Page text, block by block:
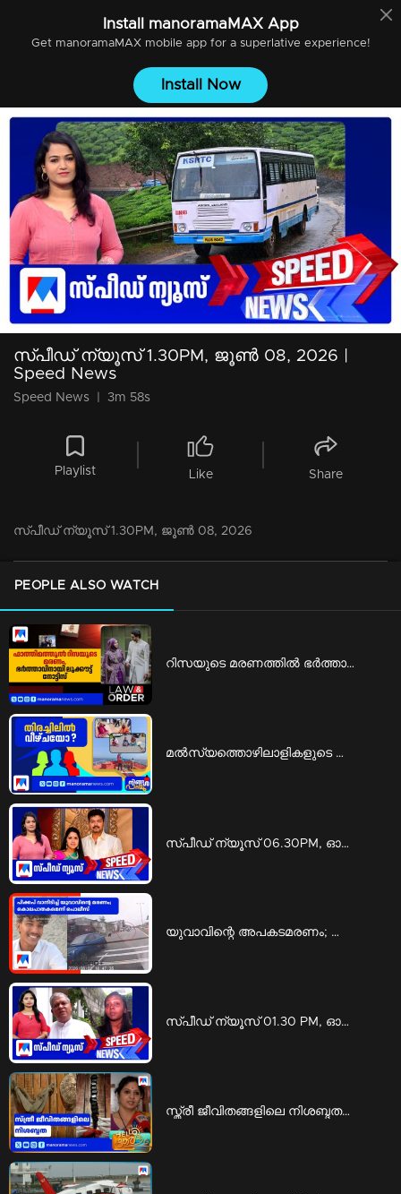
Install manoramaMAXApp
Get manoramaMAXmobile app for a superlative experience!
Install Now
സ്‌പീഡ് ന്യൂസ് 1.30PM, ജൂണ്‍ 08, 2026 |
Speed News
Speed News 3m 58s
Playlist Like Share
സ്‌പീഡ് ന്യൂസ് 1.30PM, ജൂണ്‍ 08, 2026
PEOPLE ALSO WATCH
റിസയുടെ മരണത്തില്‍ ഭര്‍ത്താവിനെതിരെ ലുക്കൗട്ട് നോട്ടിസ് ​| kannur look out notice
മൽസ്യത്തൊഴിലാളികളുടെ ജീവന് വിലയില്ലേ?; മറുപടിയിലും വേണ്ടേ മര്യാദ...? | Ningal Parayu fishermen missing allegations
സ്‌പീഡ് ന്യൂസ് 06.30PM, ഓഗസ്റ്റ് 07, 2026 | Speed News
യുവാവിന്റെ അപകടമരണം; കൊലപാതകമെന്ന് സൂചന | Thrissur Accident
സ്പീഡ് ന്യൂസ് 01.30 PM, ഓഗസ്റ്റ് 07, 2026 | Speed News
സ്ത്രീ ജീവിതങ്ങളിലെ നിശബ്ദതയുടെ ഇന്‍സ്റ്റലേഷന്‍; ദൃശ്യഭാഷയൊരുക്കി അശ്വതി | silent installation